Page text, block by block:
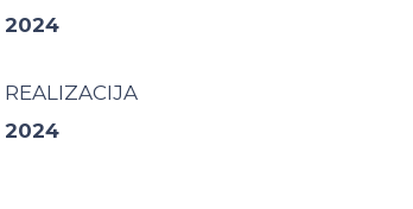
2024
REALIZACIJA
2024